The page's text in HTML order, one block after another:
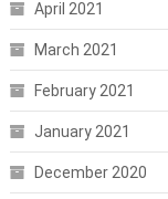
April 2021
March 2021
February 2021
January 2021
December 2020